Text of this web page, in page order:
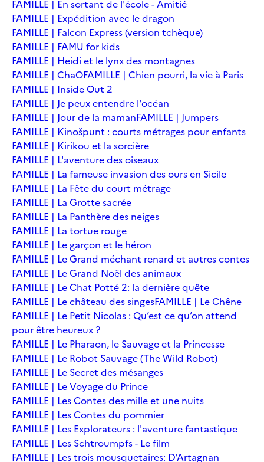
FAMILLE | En sortant de l'école - Amitié
FAMILLE | Expédition avec le dragon
FAMILLE | Falcon Express (version tchèque)
FAMILLE | FAMU for kids
FAMILLE | Heidi et le lynx des montagnes
FAMILLE | ChaOFAMILLE | Chien pourri, la vie à Paris
FAMILLE | Inside Out 2
FAMILLE | Je peux entendre l'océan
FAMILLE | Jour de la mamanFAMILLE | Jumpers
FAMILLE | Kinošpunt : courts métrages pour enfants
FAMILLE | Kirikou et la sorcière
FAMILLE | L'aventure des oiseaux
FAMILLE | La fameuse invasion des ours en Sicile
FAMILLE | La Fête du court métrage
FAMILLE | La Grotte sacrée
FAMILLE | La Panthère des neiges
FAMILLE | La tortue rouge
FAMILLE | Le garçon et le héron
FAMILLE | Le Grand méchant renard et autres contes
FAMILLE | Le Grand Noël des animaux
FAMILLE | Le Chat Potté 2: la dernière quête
FAMILLE | Le château des singesFAMILLE | Le Chêne
FAMILLE | Le Petit Nicolas : Qu’est ce qu’on attend
pour être heureux ?
FAMILLE | Le Pharaon, le Sauvage et la Princesse
FAMILLE | Le Robot Sauvage (The Wild Robot)
FAMILLE | Le Secret des mésanges
FAMILLE | Le Voyage du Prince
FAMILLE | Les Contes des mille et une nuits
FAMILLE | Les Contes du pommier
FAMILLE | Les Explorateurs : l'aventure fantastique
FAMILLE | Les Schtroumpfs - Le film
FAMILLE | Les trois mousquetaires: D'Artagnan